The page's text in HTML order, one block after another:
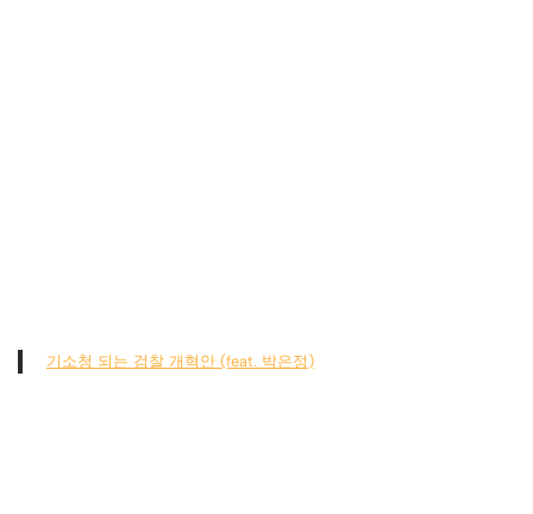
기소청 되는 검찰 개혁안 (feat. 박은정)